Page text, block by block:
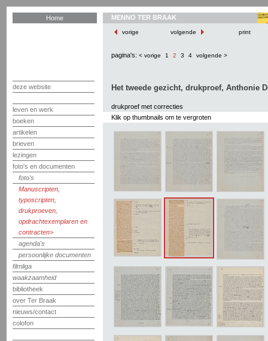
Home
deze website
leven en werk
boeken
artikelen
brieven
lezingen
foto's en documenten
foto's
Manuscripten,
typoscripten,
drukproeven,
opdrachtexemplaren en
contracten
agenda's
persoonlijke documenten
filmliga
waakzaamheid
bibliotheek
over Ter Braak
nieuws/contact
colofon
MENNO TER BRAAK
vorige volgende print
pagina's: < vorige 1 2 3 4 volgende >
Het tweede gezicht, drukproef, Anthonie
drukproef met correcties
Klik op thumbnails om te vergroten